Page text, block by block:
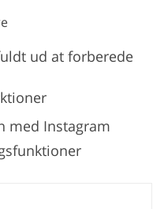
ud at forberede
med Instagram